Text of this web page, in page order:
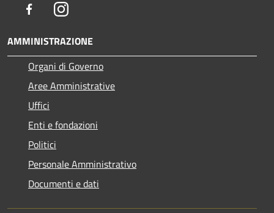
FacebookInstagram
AMMINISTRAZIONE
Organi di Governo
Aree Amministrative
Uffici
Enti e fondazioni
Politici
Personale Amministrativo
Documenti e dati